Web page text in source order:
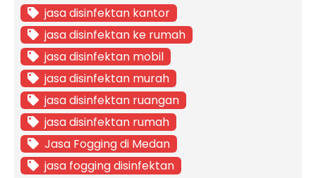
jasa disinfektan kantor
jasa disinfektan ke rumah
jasa disinfektan mobil
jasa disinfektan murah
jasa disinfektan ruangan
jasa disinfektan rumah
Jasa Fogging di Medan
jasa fogging disinfektan